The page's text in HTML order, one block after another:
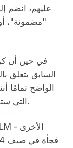
عليهم، انضم
"مضمونة"،
في حين أن
السابق يتعلق
الواضح تمامًا
التي ستساعدك في الحصول على الاستشهاد بك.